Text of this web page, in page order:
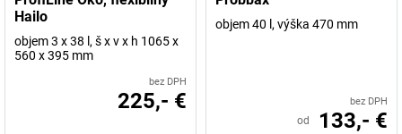
Hailo
objem 3 x 38 l, š x v x h 1065 x
560 x 395 mm
bez DPH
225,- €
objem 40 l, výška 470 mm
bez DPH
od 133,- €